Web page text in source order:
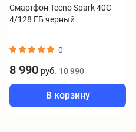
Смартфон Tecno Spark 40C
4/128 ГБ черный
0
8 990 руб. 10 990
В корзину